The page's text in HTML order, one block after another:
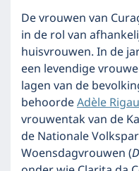
De vrouwen van
in de rol van
huisvrouwen. In de
een levendige
lagen van de
behoordeAdèle
vrouwentak van de
de Nationale
Woensdagvrouwen (